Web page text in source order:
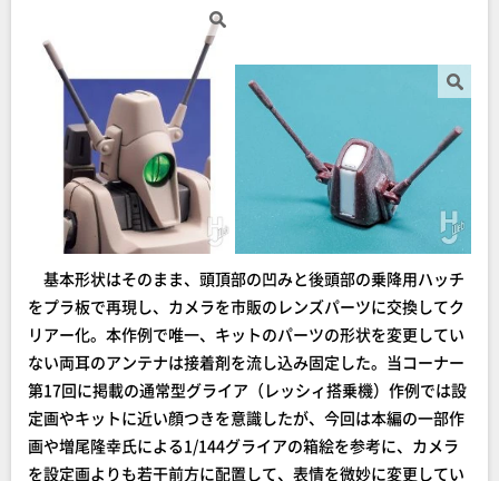
基本形状はそのまま、頭頂部の凹みと後頭部の乗降用ハッチ
をプラ板で再現し、カメラを市販のレンズパーツに交換してク
リアー化。本作例で唯一、キットのパーツの形状を変更してい
ない両耳のアンテナは接着剤を流し込み固定した。当コーナー
第17回に掲載の通常型グライア（レッシィ搭乗機）作例では設
定画やキットに近い顔つきを意識したが、今回は本編の一部作
画や増尾隆幸氏による1/144グライアの箱絵を参考に、カメラ
を設定画よりも若干前方に配置して、表情を微妙に変更してい